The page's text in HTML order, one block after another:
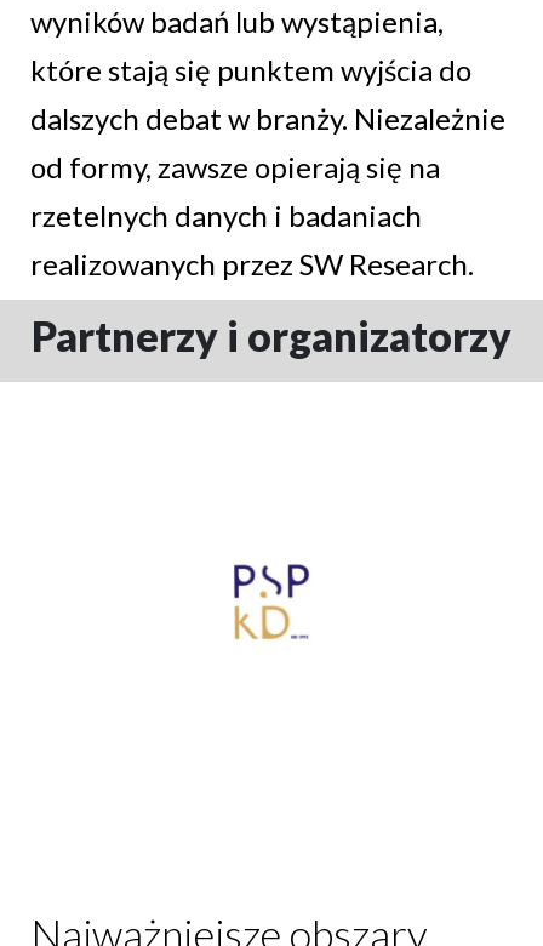
wyników badań lub wystąpienia,
które stają się punktem wyjścia do
dalszych debat w branży. Niezależnie
od formy, zawsze opierają się na
rzetelnych danych i badaniach
realizowanych przez SW Research.
Partnerzy i organizatorzy
Najważniejsze obszary